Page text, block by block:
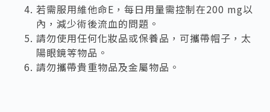
若需服用維他命E，每日用量需控制在200 mg以
內，減少術後流血的問題。
請勿使用任何化妝品或保養品，可攜帶帽子，太
陽眼鏡等物品。
請勿攜帶貴重物品及金屬物品。